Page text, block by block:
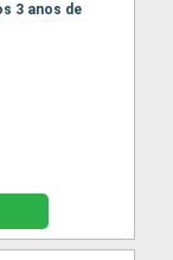
3 anos de